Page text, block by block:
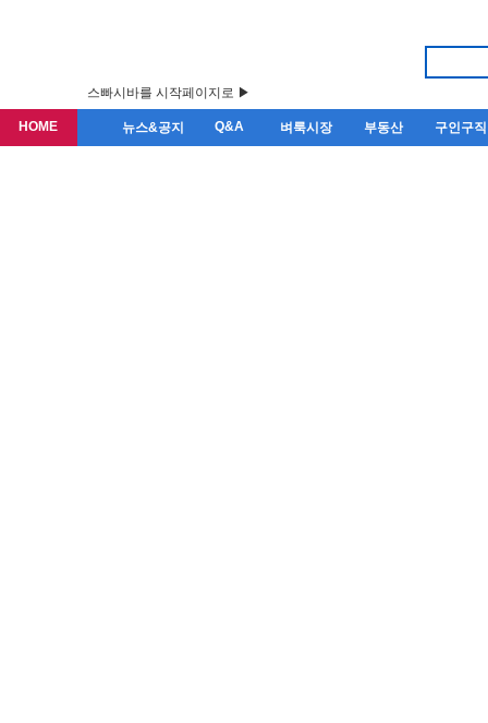
스빠시바를 시작페이지로 ▶
HOME 뉴스&공지 Q&A 벼룩시장 부동산 구인구직